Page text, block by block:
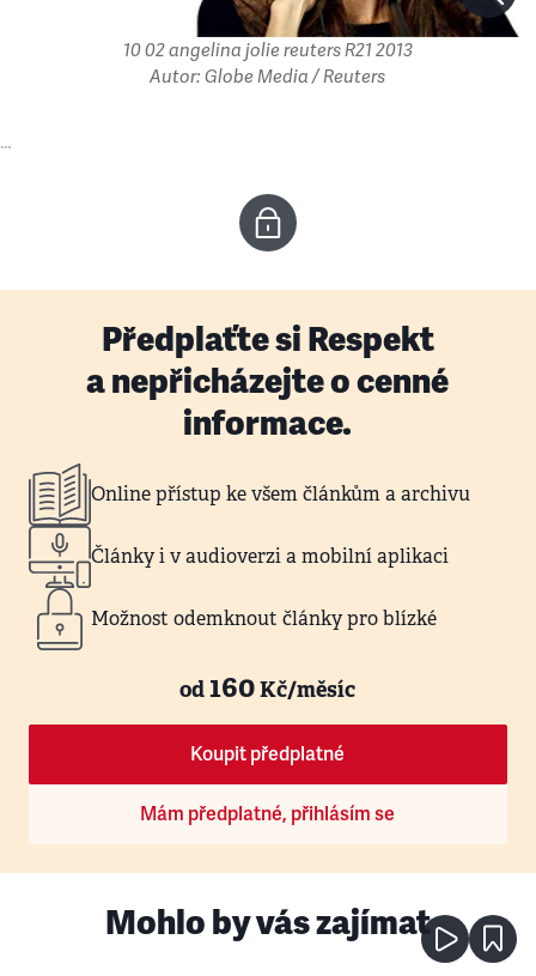
10 02 angelina jolie reuters R21 2013
Autor: Globe Media / Reuters
…
Předplaťte si Respekt
a nepřicházejte o cenné
informace.
Online přístup ke všem článkům a archivu
Články i v audioverzi a mobilní aplikaci
Možnost odemknout články pro blízké
od160Kč/měsíc
Koupit předplatné
Mám předplatné, přihlásím se
Mohlo by vás zajímat